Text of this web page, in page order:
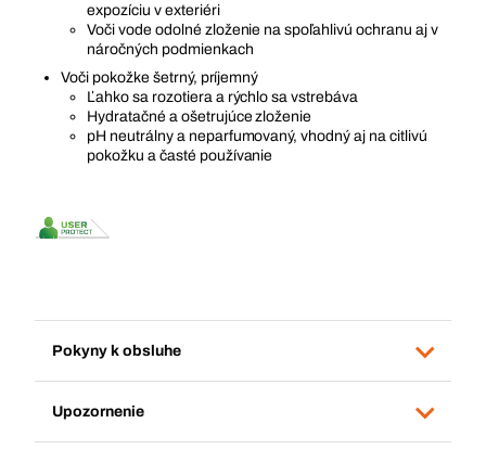
expozíciu v exteriéri
Voči vode odolné zloženie na spoľahlivú ochranu aj v
náročných podmienkach
Voči pokožke šetrný, príjemný
Ľahko sa rozotiera a rýchlo sa vstrebáva
Hydratačné a ošetrujúce zloženie
pH neutrálny a neparfumovaný, vhodný aj na citlivú
pokožku a časté používanie
Pokyny k obsluhe
Upozornenie